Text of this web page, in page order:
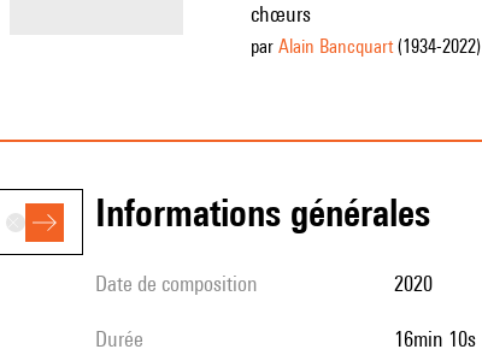
chœurs
par Alain Bancquart(1934-2022)
informations générales
date de composition 2020
durée 16min 10s